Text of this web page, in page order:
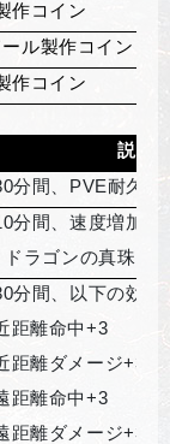
作コイン
ル製作コイン
作コイン
説明
分間、PVE耐久力
分間、速度増加(
ドラゴンの真珠と
分間、以下の効果
距離命中+3
距離ダメージ+3
距離命中+3
距離ダメージ+3